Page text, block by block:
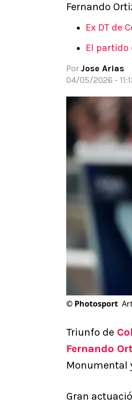
Pronósticos
Apuesta del día
Fernando
Ex DT de
El partido
Por Jose Arias
04/05/2026 -
© Photosport
Triunfo de
Fernando
Monumental
Gran